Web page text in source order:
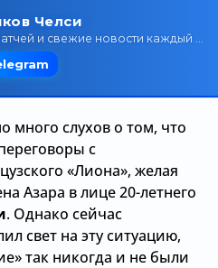
много слухов о том, что
с
«Лиона», желая
Азара в лице 20-летнего
. Однако сейчас
свет на эту ситуацию,
так никогда и не были